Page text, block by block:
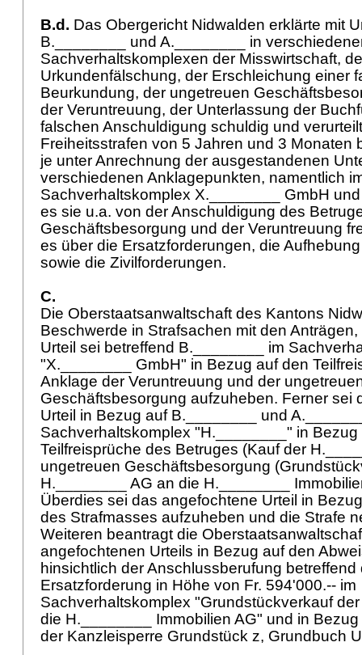
B.d. Das Obergericht Nidwalden erklärte mit
B.________ und A.________ in
Sachverhaltskomplexen der Misswirtschaft,
Urkundenfälschung, der Erschleichung einer
Beurkundung, der ungetreuen
der Veruntreuung, der Unterlassung der
falschen Anschuldigung schuldig und
Freiheitsstrafen von 5 Jahren und 3 Monaten
je unter Anrechnung der ausgestandenen
verschiedenen Anklagepunkten, namentlich
Sachverhaltskomplex X.________ GmbH
es sie u.a. von der Anschuldigung des
Geschäftsbesorgung und der Veruntreuung
es über die Ersatzforderungen, die
sowie die Zivilforderungen.
C.
Die Oberstaatsanwaltschaft des Kantons
Beschwerde in Strafsachen mit den
Urteil sei betreffend B.________ im
"X.________ GmbH" in Bezug auf den
Anklage der Veruntreuung und der
Geschäftsbesorgung aufzuheben. Ferner sei
Urteil in Bezug auf B.________ und
Sachverhaltskomplex "H.________" in Bezug
Teilfreisprüche des Betruges (Kauf der
ungetreuen Geschäftsbesorgung
H.________ AG an die H.________
Überdies sei das angefochtene Urteil in
des Strafmasses aufzuheben und die Strafe
Weiteren beantragt die
angefochtenen Urteils in Bezug auf den
hinsichtlich der Anschlussberufung
Ersatzforderung in Höhe von Fr. 594'000.-- im
Sachverhaltskomplex "Grundstückverkauf
die H.________ Immobilien AG" und in
der Kanzleisperre Grundstück z, Grundbuch